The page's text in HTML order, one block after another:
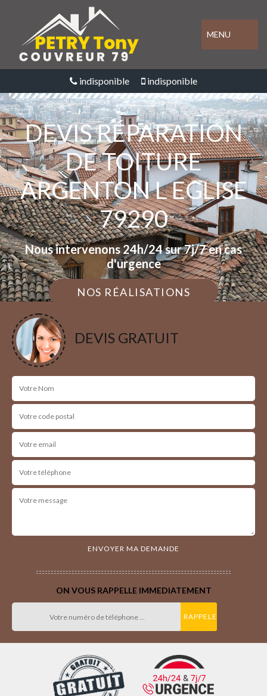
MENU
indisponible indisponible
DEVIS RÉPARATION
DE TOITURE
ARGENTON L EGLISE
79290
Nous intervenons 24h/24 sur 7j/7 en cas
d'urgence
NOS RÉALISATIONS
DEVIS GRATUIT
ON VOUS RAPPELLE IMMEDIATEMENT